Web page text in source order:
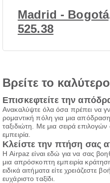
Madrid -
525.38
Βρείτε το
Επισκεφτείτε την
Ανακαλύψτε όλα όσα πρέπει να
ρομαντική πόλη για μια
ταξιδιώτη. Με μια σειρά
εμπειρία.
Κλείστε την πτήση σας
Η Airpaz είναι εδώ για να σας
μια απρόσκοπτη εμπειρία
ειδικά αιτήματα είτε
ευχάριστο ταξίδι.